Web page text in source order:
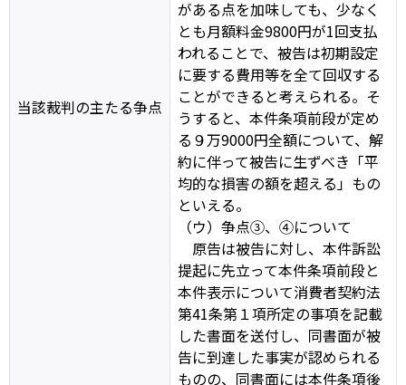
当該裁判の主たる争点
がある点を加味しても、少なく
とも月額料金9800円が1回支払
われることで、被告は初期設定
に要する費用等を全て回収する
ことができると考えられる。そ
うすると、本件条項前段が定め
る９万9000円全額について、解
約に伴って被告に生ずべき「平
均的な損害の額を超える」もの
といえる。
（ウ）争点③、④について
原告は被告に対し、本件訴訟
提起に先立って本件条項前段と
本件表示について消費者契約法
第41条第１項所定の事項を記載
した書面を送付し、同書面が被
告に到達した事実が認められる
ものの、同書面には本件条項後